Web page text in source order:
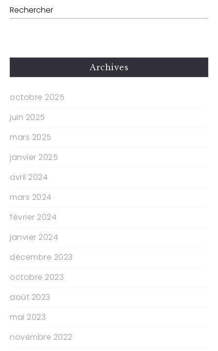
Archives
octobre 2025
juin 2025
mars 2025
janvier 2025
avril 2024
mars 2024
février 2024
janvier 2024
décembre 2023
octobre 2023
août 2023
mai 2023
novembre 2022